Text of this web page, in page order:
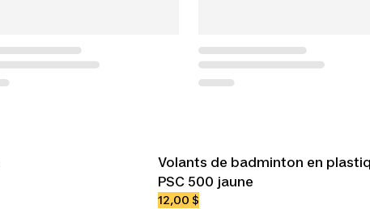
Volants de badminton en
PSC 500 jaune
12,00 $